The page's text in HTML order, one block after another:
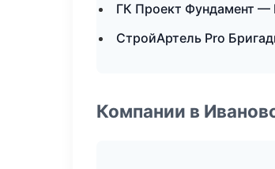
ГК Проект Фундамент —
СтройАртель Pro
Компании в